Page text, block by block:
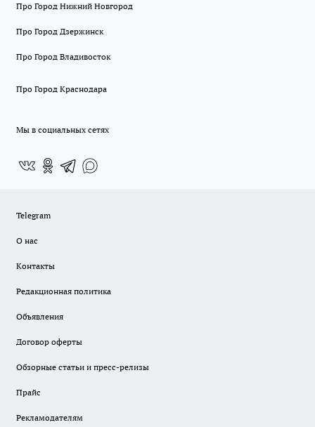
Про Город Нижний Новгород
Про Город Дзержинск
Про Город Владивосток
Про Город Краснодара
Мы в социальных сетях
Telegram
О нас
Контакты
Редакционная политика
Объявления
Договор оферты
Обзорные статьи и пресс-релизы
Прайс
Рекламодателям